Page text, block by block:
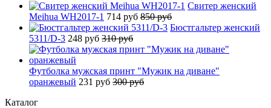
Свитер женский
Meihua WH2017-1 714 руб 850 руб
Бюстгальтер женский
5311/D-3 248 руб 310 руб
Футболка мужская принт "Мужик на диване"
оранжевый 231 руб 300 руб
Каталог